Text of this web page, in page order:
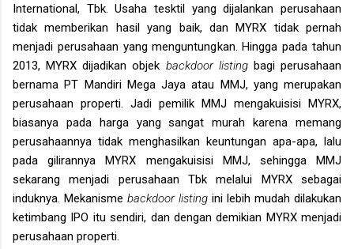
International, Tbk. Usaha tesktil yang dijalankan perusahaan
tidak memberikan hasil yang baik, dan MYRX tidak pernah
menjadi perusahaan yang menguntungkan. Hingga pada tahun
2013, MYRX dijadikan objek backdoor listing bagi perusahaan
bernama PT Mandiri Mega Jaya atau MMJ, yang merupakan
perusahaan properti. Jadi pemilik MMJ mengakuisisi MYRX,
biasanya pada harga yang sangat murah karena memang
perusahaannya tidak menghasilkan keuntungan apa-apa, lalu
pada gilirannya MYRX mengakuisisi MMJ, sehingga MMJ
sekarang menjadi perusahaan Tbk melalui MYRX sebagai
induknya. Mekanisme backdoor listing ini lebih mudah dilakukan
ketimbang IPO itu sendiri, dan dengan demikian MYRX menjadi
perusahaan properti.